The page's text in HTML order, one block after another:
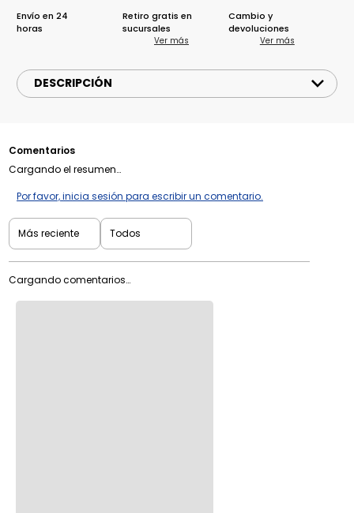
Envío en 24
horas
Retiro gratis en
sucursales
Ver más
Cambio y
devoluciones
Ver más
DESCRIPCIÓN
Comentarios
Cargando el resumen…
Por favor, inicia sesión para escribir un comentario.
Más reciente Todos
Cargando comentarios…